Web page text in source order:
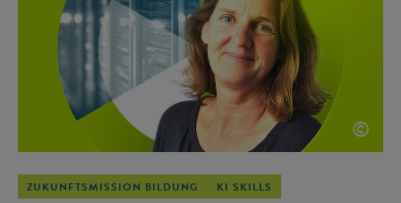
©
ZUKUNFTSMISSION BILDUNG KI SKILLS